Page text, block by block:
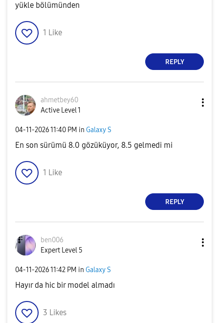
yükle bölümünden
1 Like
REPLY
ahmetbey60
Active Level 1
‎04-11-202611:40 PM in Galaxy S
En son sürümü 8.0 gözüküyor, 8.5 gelmedi mi
1 Like
REPLY
ben006
Expert Level 5
‎04-11-202611:42 PM in Galaxy S
Hayır da hic bir model almadı
3 Likes